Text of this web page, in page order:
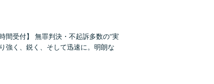
間受付】 無罪判決・不起訴多数の“実
強く、鋭く、そして迅速に。明朗な